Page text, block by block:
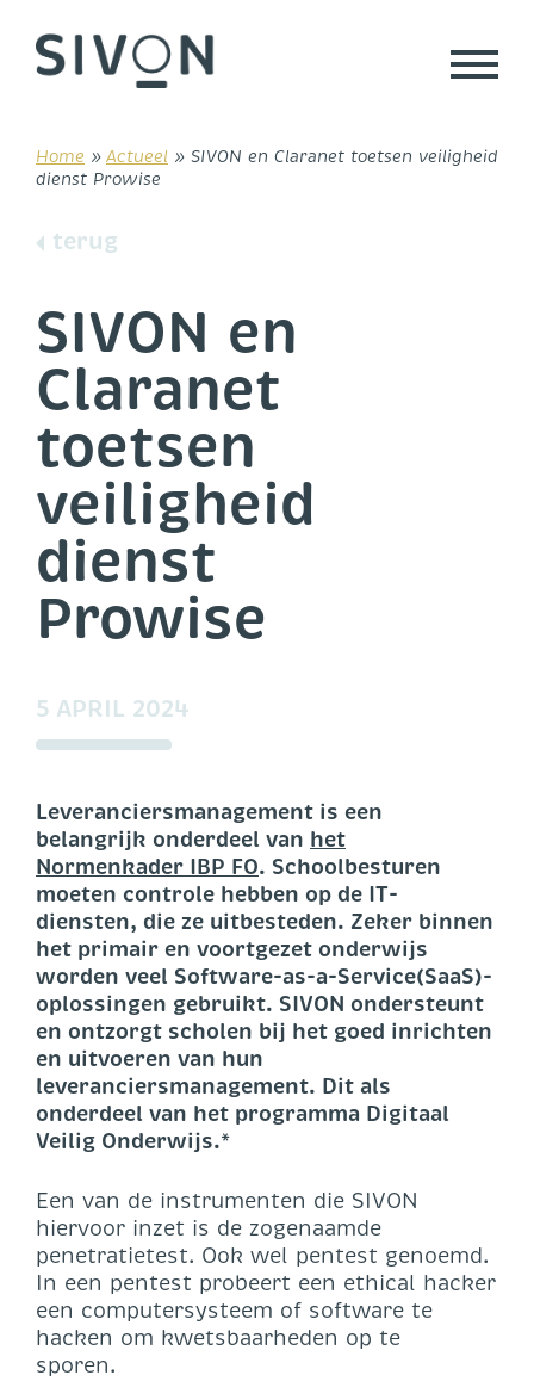
content
Home » Actueel » SIVON en Claranet toetsen veiligheid
dienst Prowise
terug
SIVON en
Claranet
toetsen
veiligheid
dienst
Prowise
5 APRIL 2024
Leveranciersmanagement is een
belangrijk onderdeel van het
Normenkader IBP FO. Schoolbesturen
moeten controle hebben op de IT-
diensten, die ze uitbesteden. Zeker binnen
het primair en voortgezet onderwijs
worden veel Software-as-a-Service(SaaS)-
oplossingen gebruikt. SIVON ondersteunt
en ontzorgt scholen bij het goed inrichten
en uitvoeren van hun
leveranciersmanagement. Dit als
onderdeel van het programma Digitaal
Veilig Onderwijs.*
Een van de instrumenten die SIVON
hiervoor inzet is de zogenaamde
penetratietest. Ook wel pentest genoemd.
In een pentest probeert een ethical hacker
een computersysteem of software te
hacken om kwetsbaarheden op te
sporen.